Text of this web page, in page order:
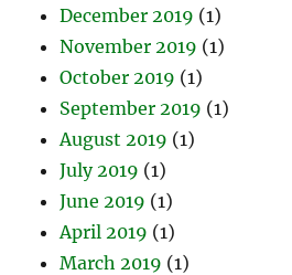
December 2019 (1)
November 2019 (1)
October 2019 (1)
September 2019 (1)
August 2019 (1)
July 2019 (1)
June 2019 (1)
April 2019 (1)
March 2019 (1)